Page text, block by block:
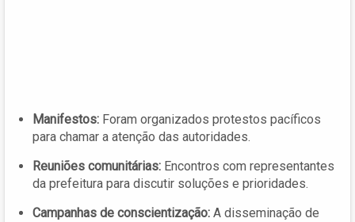
Manifestos: Foram organizados protestos pacíficos
para chamar a atenção das autoridades.
Reuniões comunitárias: Encontros com representantes
da prefeitura para discutir soluções e prioridades.
Campanhas de conscientização: A disseminação de